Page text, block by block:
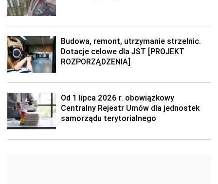
Budowa, remont, utrzymanie strzelnic.
Dotacje celowe dla JST [PROJEKT
ROZPORZĄDZENIA]
Od 1 lipca 2026 r. obowiązkowy
Centralny Rejestr Umów dla jednostek
samorządu terytorialnego